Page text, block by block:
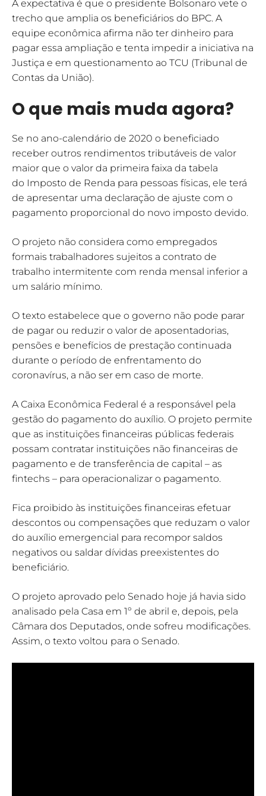
A expectativa é que o presidente Bolsonaro vete o
trecho que amplia os beneficiários do BPC. A
equipe econômica afirma não ter dinheiro para
pagar essa ampliação e tenta impedir a iniciativa na
Justiça e em questionamento ao TCU (Tribunal de
Contas da União).
O que mais muda agora?
Se no ano-calendário de 2020 o beneficiado
receber outros rendimentos tributáveis de valor
maior que o valor da primeira faixa da tabela
do Imposto de Renda para pessoas físicas, ele terá
de apresentar uma declaração de ajuste com o
pagamento proporcional do novo imposto devido.
O projeto não considera como empregados
formais trabalhadores sujeitos a contrato de
trabalho intermitente com renda mensal inferior a
um salário mínimo.
O texto estabelece que o governo não pode parar
de pagar ou reduzir o valor de aposentadorias,
pensões e benefícios de prestação continuada
durante o período de enfrentamento do
coronavírus, a não ser em caso de morte.
A Caixa Econômica Federal é a responsável pela
gestão do pagamento do auxílio. O projeto permite
que as instituições financeiras públicas federais
possam contratar instituições não financeiras de
pagamento e de transferência de capital – as
fintechs – para operacionalizar o pagamento.
Fica proibido às instituições financeiras efetuar
descontos ou compensações que reduzam o valor
do auxílio emergencial para recompor saldos
negativos ou saldar dívidas preexistentes do
beneficiário.
O projeto aprovado pelo Senado hoje já havia sido
analisado pela Casa em 1º de abril e, depois, pela
Câmara dos Deputados, onde sofreu modificações.
Assim, o texto voltou para o Senado.